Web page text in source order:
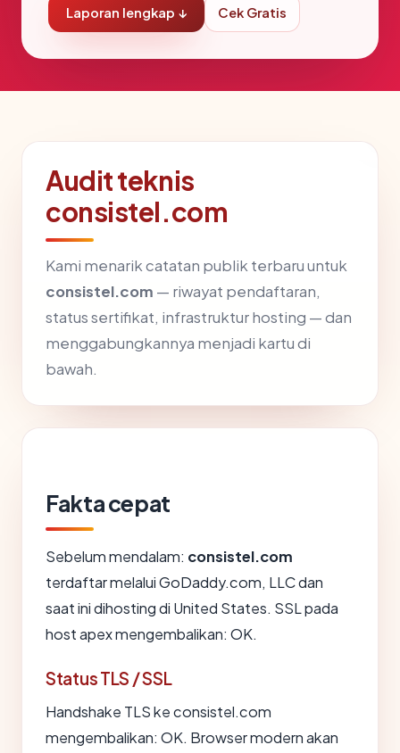
Laporan lengkap ↓ Cek Gratis
Audit teknis
consistel.com
Kami menarik catatan publik terbaru untuk
consistel.com — riwayat pendaftaran,
status sertifikat, infrastruktur hosting — dan
menggabungkannya menjadi kartu di
bawah.
Fakta cepat
Sebelum mendalam: consistel.com
terdaftar melalui GoDaddy.com, LLC dan
saat ini dihosting di United States. SSL pada
host apex mengembalikan: OK.
Status TLS / SSL
Handshake TLS ke consistel.com
mengembalikan: OK. Browser modern akan